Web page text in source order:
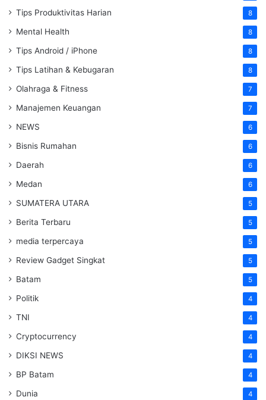
Tips Produktivitas Harian 8
Mental Health 8
Tips Android / iPhone 8
Tips Latihan & Kebugaran 8
Olahraga & Fitness 7
Manajemen Keuangan 7
NEWS 6
Bisnis Rumahan 6
Daerah 6
Medan 6
SUMATERA UTARA 5
Berita Terbaru 5
media terpercaya 5
Review Gadget Singkat 5
Batam 5
Politik 4
TNI 4
Cryptocurrency 4
DIKSI NEWS 4
BP Batam 4
Dunia 4